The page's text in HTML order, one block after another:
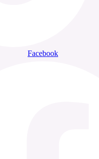
Facebook